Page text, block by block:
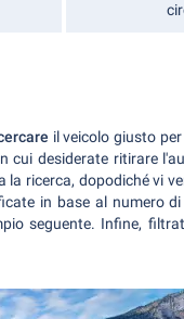
il veicolo giusto
desiderate ritirare
ricerca, dopodiché vi
in base al numero
seguente. Infine,